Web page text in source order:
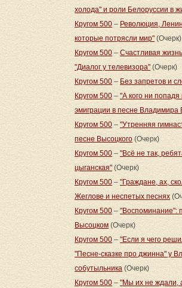
холода" и роли Белоруссии в
Кругом 500 – Революция,
которые потрясли мир" (Очерк)
Кругом 500 – Счастливая
"Диалог у телевизора" (Очерк)
Кругом 500 – Без запретов и
Кругом 500 – "А кого ни
эмиграции в песне
Кругом 500 – "Утренняя
песне Высоцкого (Очерк)
Кругом 500 – "Всё не так,
цыганская" (Очерк)
Кругом 500 – "Граждане, ах,
Жеглове и неспетых песнях
Кругом 500 – "Воспоминание":
Высоцком (Очерк)
Кругом 500 – "Если я чего
"Песне-сказке про джинна" у
собутыльника (Очерк)
Кругом 500 – "Мы их не ждали,